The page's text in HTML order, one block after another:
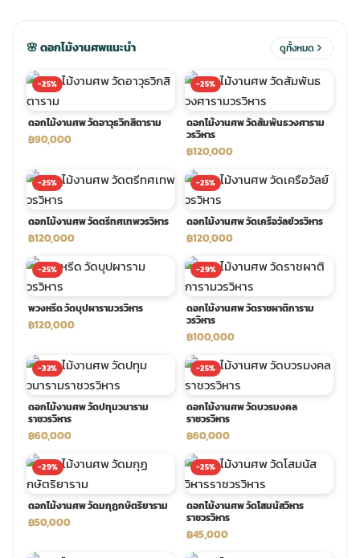
ดอกไม้งานศพ ปากคลองตลาด
ร้านดอกไม้งานศพ ใกล้ฉัน
ดอกไม้งานศพ ราคาถูก
จัดดอกไม้งานศพ ราคา
ดอกไม้งานศพ ส่งฟรี
ดอกไม้งานศพ ออนไลน์
พวงดอกไม้งานศพ
tpdecorate ปูพื้น
สั่งพวงหรีด ออนไลน์
ส่งพวงหรีด ด่วน กรุงเทพ
ร้านพวงหรีด กรุงเทพ ส่งฟรี
พวงหรีด ปากคลองตลาด ราคา
พวงหรีด ส่งด่วน วันนี้
ะดับเมรุ
มรุ ออนไลน์
มรุ ส่งด่วน
น้าเมรุ กรุงเทพ
🌸 ดอกไม้งานศพแนะนำ ดูทั้งหมด
-25%
ดอกไม้งานศพ วัดอาวุธวิกสิตาราม
฿90,000
-25%
ดอกไม้งานศพ วัดสัมพันธวงศาราม
วรวิหาร
฿120,000
-25%
ดอกไม้งานศพ วัดตรีทศเทพวรวิหาร
฿120,000
-25%
ดอกไม้งานศพ วัดเครือวัลย์วรวิหาร
฿120,000
-25%
พวงหรีด วัดบุปผารามวรวิหาร
฿120,000
-29%
ดอกไม้งานศพ วัดราชผาติการาม
วรวิหาร
฿100,000
-33%
ดอกไม้งานศพ วัดปทุมวนาราม
ราชวรวิหาร
฿60,000
-25%
ดอกไม้งานศพ วัดบวรมงคล
ราชวรวิหาร
฿60,000
-29%
ดอกไม้งานศพ วัดมกุฏกษัตริยาราม
฿50,000
-25%
ดอกไม้งานศพ วัดโสมนัสวิหาร
ราชวรวิหาร
฿45,000